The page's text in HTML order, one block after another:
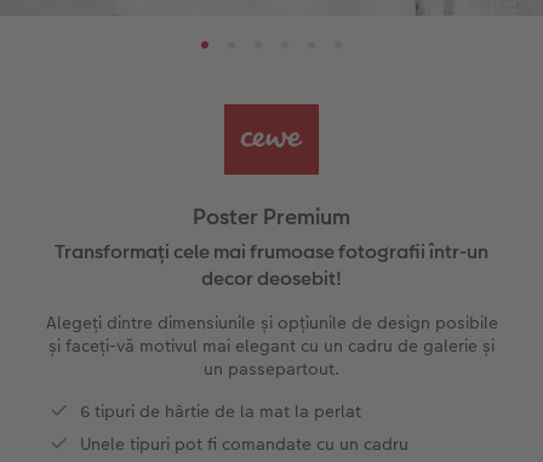
Pas cu Pas editare fotocarte anuar
Exemplele clienților
CEWE FOTOCARTE Kids
CEWE FOTOCARTE Art Collection
Nature Prints
Poster Premium
Art Prints
Fotografii standard
Cutii cu fotografii
Fotografie Aludibond
Fotografie pe Forex
Panou de întâmpinare nuntă
Baghete pentru poster
Hexxas
Rechizite școlare și de birou
Cutii de cadou
Textile
Art Prints
Povești CEWE
Idei de cadouri pentru cei dragi
Interviuri
Călătorie
Nuntă
Poster Premium
Transformați cele mai frumoase fotografii într-un
decor deosebit!
Alegeți dintre dimensiunile și opțiunile de design posibile
și faceți-vă motivul mai elegant cu un cadru de galerie și
un passepartout.
6 tipuri de hârtie de la mat la perlat
Unele tipuri pot fi comandate cu un cadru